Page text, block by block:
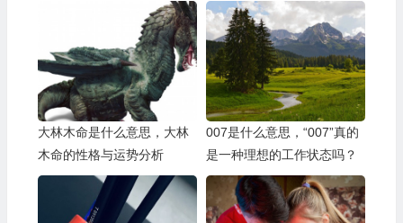
大林木命是什么意思，大林
木命的性格与运势分析
007是什么意思，“007”真的
是一种理想的工作状态吗？